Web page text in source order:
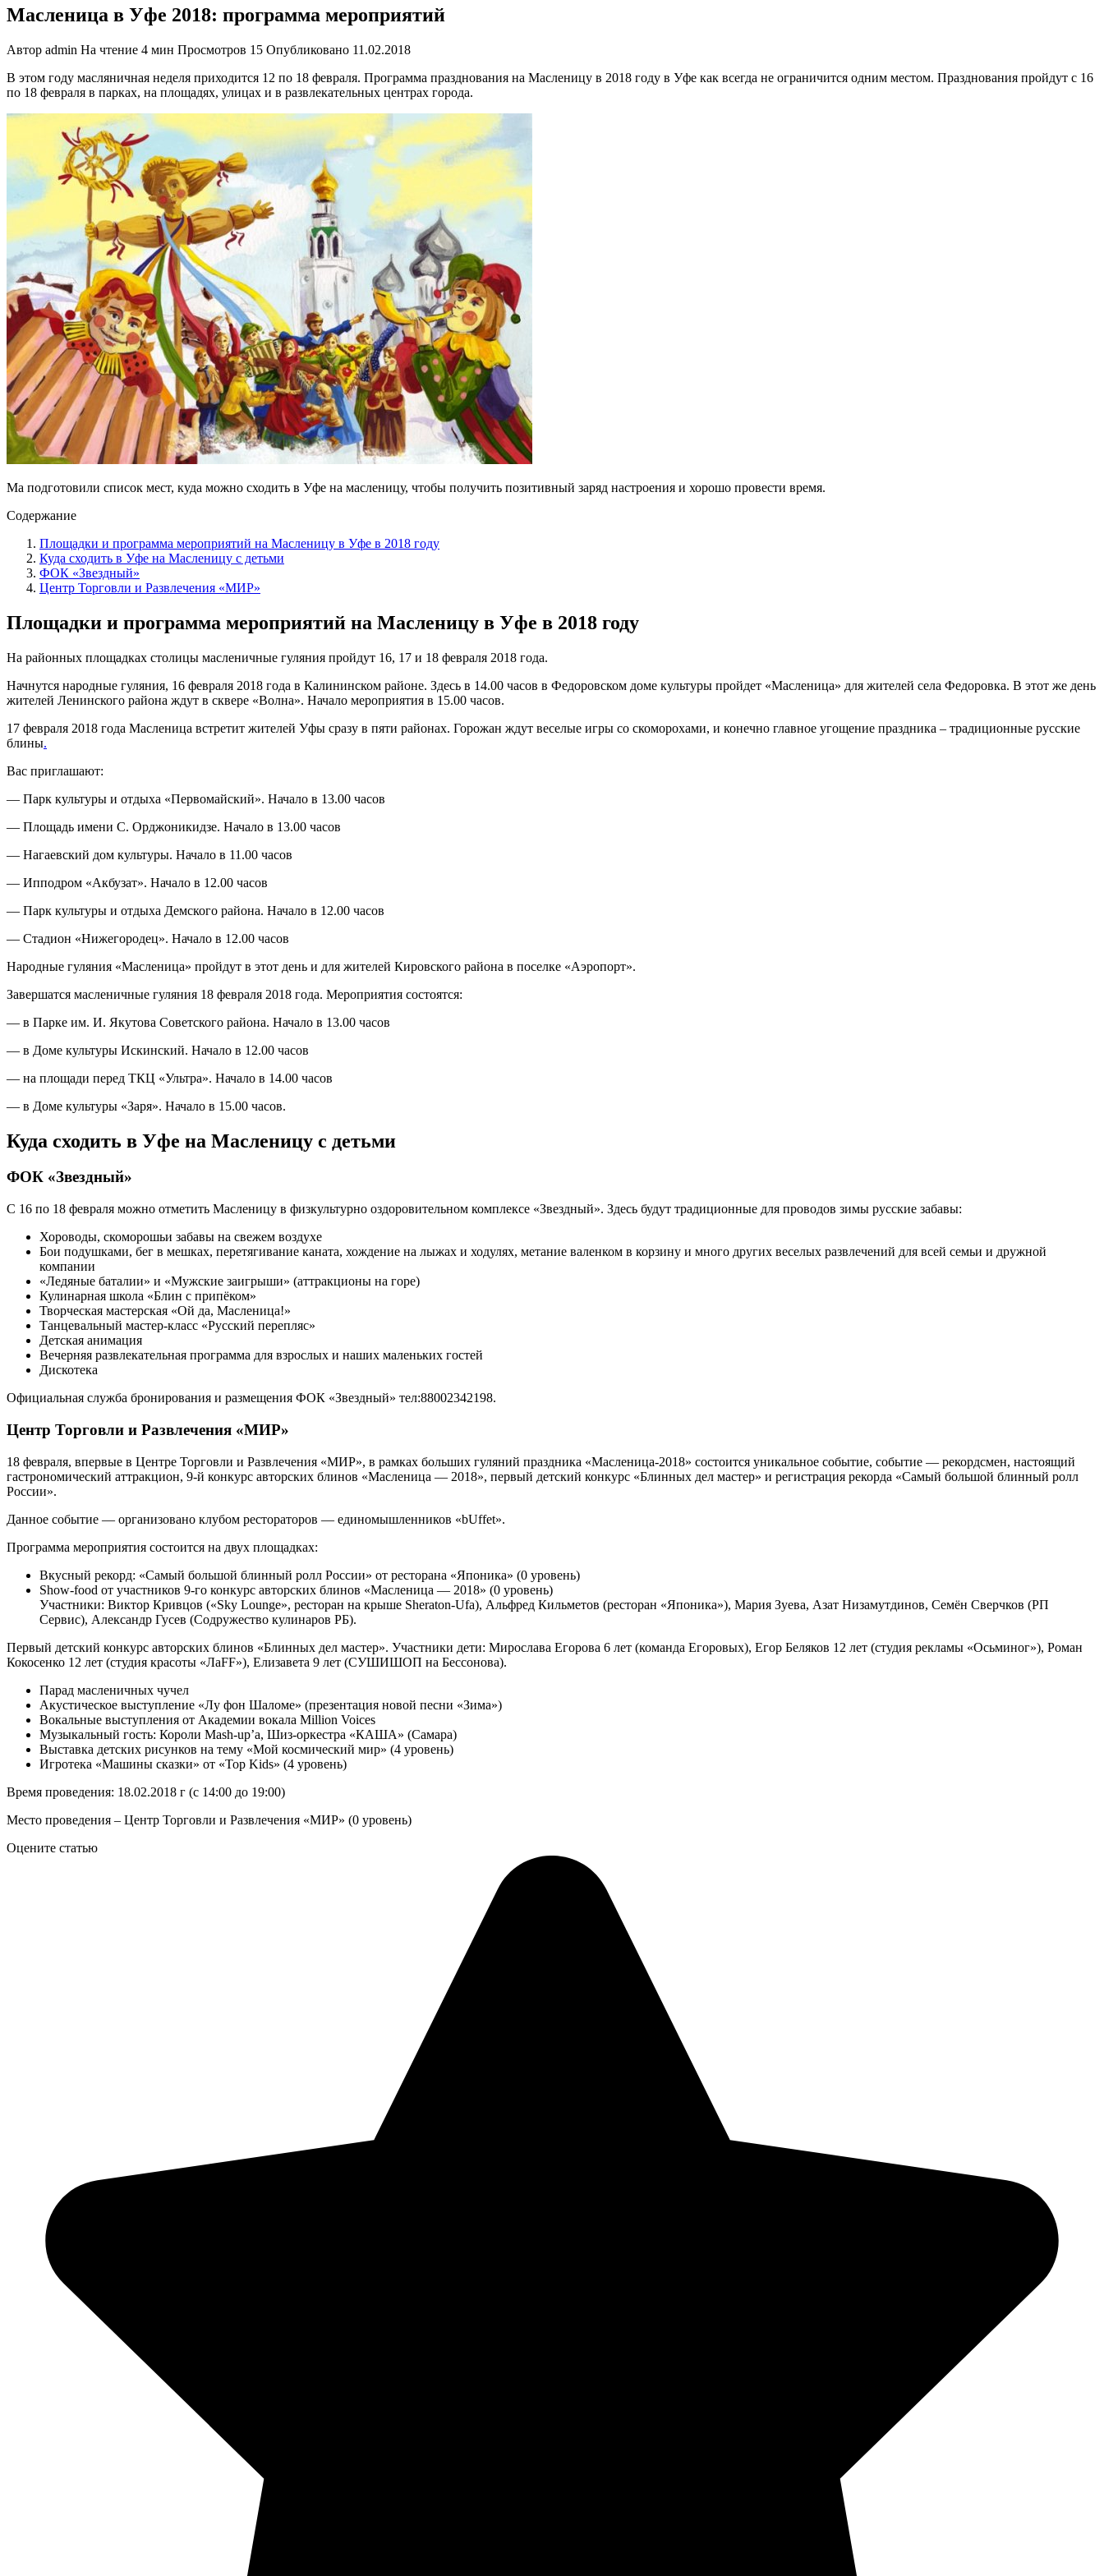
Масленица в Уфе 2018: программа мероприятий
Автор admin На чтение 4 мин Просмотров 15 Опубликовано 11.02.2018
В этом году масляничная неделя приходится 12 по 18 февраля. Программа празднования на Масленицу в 2018 году в Уфе как всегда не ограничится одним местом. Празднования пройдут с 16
по 18 февраля в парках, на площадях, улицах и в развлекательных центрах города.
Ма подготовили список мест, куда можно сходить в Уфе на масленицу, чтобы получить позитивный заряд настроения и хорошо провести время.
Содержание
Площадки и программа мероприятий на Масленицу в Уфе в 2018 году
Куда сходить в Уфе на Масленицу с детьми
ФОК «Звездный»
Центр Торговли и Развлечения «МИР»
Площадки и программа мероприятий на Масленицу в Уфе в 2018 году
На районных площадках столицы масленичные гуляния пройдут 16, 17 и 18 февраля 2018 года.
Начнутся народные гуляния, 16 февраля 2018 года в Калининском районе. Здесь в 14.00 часов в Федоровском доме культуры пройдет «Масленица» для жителей села Федоровка. В этот же день
жителей Ленинского района ждут в сквере «Волна». Начало мероприятия в 15.00 часов.
17 февраля 2018 года Масленица встретит жителей Уфы сразу в пяти районах. Горожан ждут веселые игры со скоморохами, и конечно главное угощение праздника – традиционные русские
блины.
Вас приглашают:
— Парк культуры и отдыха «Первомайский». Начало в 13.00 часов
— Площадь имени С. Орджоникидзе. Начало в 13.00 часов
— Нагаевский дом культуры. Начало в 11.00 часов
— Ипподром «Акбузат». Начало в 12.00 часов
— Парк культуры и отдыха Демского района. Начало в 12.00 часов
— Стадион «Нижегородец». Начало в 12.00 часов
Народные гуляния «Масленица» пройдут в этот день и для жителей Кировского района в поселке «Аэропорт».
Завершатся масленичные гуляния 18 февраля 2018 года. Мероприятия состоятся:
— в Парке им. И. Якутова Советского района. Начало в 13.00 часов
— в Доме культуры Искинский. Начало в 12.00 часов
— на площади перед ТКЦ «Ультра». Начало в 14.00 часов
— в Доме культуры «Заря». Начало в 15.00 часов.
Куда сходить в Уфе на Масленицу с детьми
ФОК «Звездный»
С 16 по 18 февраля можно отметить Масленицу в физкультурно оздоровительном комплексе «Звездный». Здесь будут традиционные для проводов зимы русские забавы:
Хороводы, скоморошьи забавы на свежем воздухе
Бои подушками, бег в мешках, перетягивание каната, хождение на лыжах и ходулях, метание валенком в корзину и много других веселых развлечений для всей семьи и дружной
компании
«Ледяные баталии» и «Мужские заигрыши» (аттракционы на горе)
Кулинарная школа «Блин с припёком»
Творческая мастерская «Ой да, Масленица!»
Танцевальный мастер-класс «Русский перепляс»
Детская анимация
Вечерняя развлекательная программа для взрослых и наших маленьких гостей
Дискотека
Официальная служба бронирования и размещения ФОК «Звездный» тел:88002342198.
Центр Торговли и Развлечения «МИР»
18 февраля, впервые в Центре Торговли и Развлечения «МИР», в рамках больших гуляний праздника «Масленица-2018» состоится уникальное событие, событие — рекордсмен, настоящий
гастрономический аттракцион, 9-й конкурс авторских блинов «Масленица — 2018», первый детский конкурс «Блинных дел мастер» и регистрация рекорда «Самый большой блинный ролл
России».
Данное событие — организовано клубом рестораторов — единомышленников «bUffet».
Программа мероприятия состоится на двух площадках:
Вкусный рекорд: «Самый большой блинный ролл России» от ресторана «Японика» (0 уровень)
Show-food от участников 9-го конкурс авторских блинов «Масленица — 2018» (0 уровень)
Участники: Виктор Кривцов («Sky Lounge», ресторан на крыше Sheraton-Ufa), Альфред Кильметов (ресторан «Японика»), Мария Зуева, Азат Низамутдинов, Семён Сверчков (РП
Сервис), Александр Гусев (Содружество кулинаров РБ).
Первый детский конкурс авторских блинов «Блинных дел мастер». Участники дети: Мирослава Егорова 6 лет (команда Егоровых), Егор Беляков 12 лет (студия рекламы «Осьминог»), Роман
Кокосенко 12 лет (студия красоты «ЛaFF»), Елизавета 9 лет (СУШИШОП на Бессонова).
Парад масленичных чучел
Акустическое выступление «Лу фон Шаломе» (презентация новой песни «Зима»)
Вокальные выступления от Академии вокала Million Voices
Музыкальный гость: Короли Mash-up’a, Шиз-оркестра «КАША» (Самара)
Выставка детских рисунков на тему «Мой космический мир» (4 уровень)
Игротека «Машины сказки» от «Top Kids» (4 уровень)
Время проведения: 18.02.2018 г (с 14:00 до 19:00)
Место проведения – Центр Торговли и Развлечения «МИР» (0 уровень)
Оцените статью